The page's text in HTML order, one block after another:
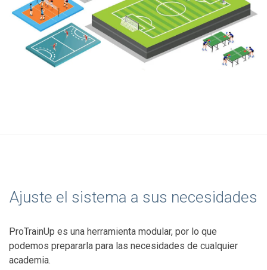
Ajuste el sistema a sus necesidades
ProTrainUp es una herramienta modular, por lo que
podemos prepararla para las necesidades de cualquier
academia.